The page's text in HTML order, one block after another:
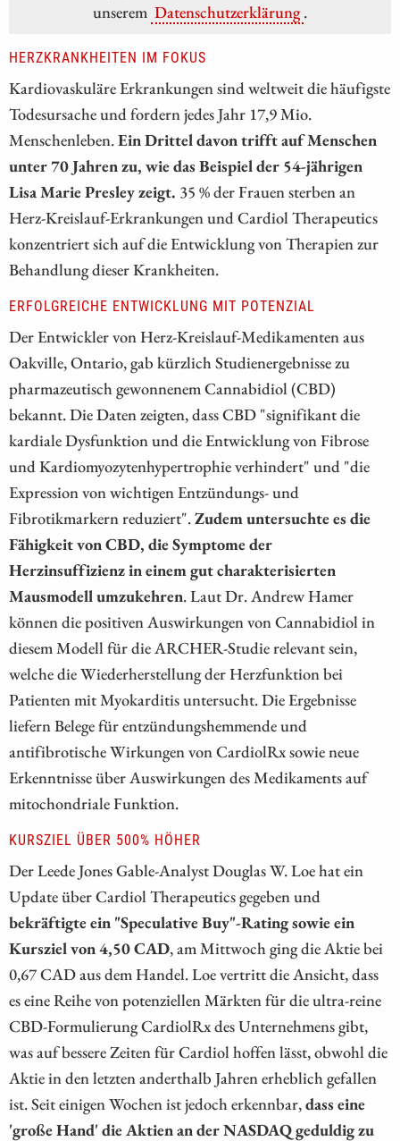
unserem Datenschutzerklärung .
HERZKRANKHEITEN IM FOKUS
Kardiovaskuläre Erkrankungen sind weltweit die häufigste
Todesursache und fordern jedes Jahr 17,9 Mio.
Menschenleben.Ein Drittel davon trifft auf Menschen
unter 70 Jahren zu, wie das Beispiel der 54-jährigen
Lisa Marie Presley zeigt. 35 % der Frauen sterben an
Herz-Kreislauf-Erkrankungen und Cardiol Therapeutics
konzentriert sich auf die Entwicklung von Therapien zur
Behandlung dieser Krankheiten.
ERFOLGREICHE ENTWICKLUNG MIT POTENZIAL
Der Entwickler von Herz-Kreislauf-Medikamenten aus
Oakville, Ontario, gab kürzlich Studienergebnisse zu
pharmazeutisch gewonnenem Cannabidiol (CBD)
bekannt. Die Daten zeigten, dass CBD "signifikant die
kardiale Dysfunktion und die Entwicklung von Fibrose
und Kardiomyozytenhypertrophie verhindert" und "die
Expression von wichtigen Entzündungs- und
Fibrotikmarkern reduziert".Zudem untersuchte es die
Fähigkeit von CBD, die Symptome der
Herzinsuffizienz in einem gut charakterisierten
Mausmodell umzukehren. Laut Dr. Andrew Hamer
können die positiven Auswirkungen von Cannabidiol in
diesem Modell für die ARCHER-Studie relevant sein,
welche die Wiederherstellung der Herzfunktion bei
Patienten mit Myokarditis untersucht. Die Ergebnisse
liefern Belege für entzündungshemmende und
antifibrotische Wirkungen von CardiolRx sowie neue
Erkenntnisse über Auswirkungen des Medikaments auf
mitochondriale Funktion.
KURSZIEL ÜBER 500% HÖHER
Der Leede Jones Gable-Analyst Douglas W. Loe hat ein
Update über Cardiol Therapeutics gegeben und
bekräftigte ein "Speculative Buy"-Rating sowie ein
Kursziel von 4,50 CAD, am Mittwoch ging die Aktie bei
0,67 CAD aus dem Handel. Loe vertritt die Ansicht, dass
es eine Reihe von potenziellen Märkten für die ultra-reine
CBD-Formulierung CardiolRx des Unternehmens gibt,
was auf bessere Zeiten für Cardiol hoffen lässt, obwohl die
Aktie in den letzten anderthalb Jahren erheblich gefallen
ist. Seit einigen Wochen ist jedoch erkennbar,dass eine
'große Hand' die Aktien an der NASDAQ geduldig zu